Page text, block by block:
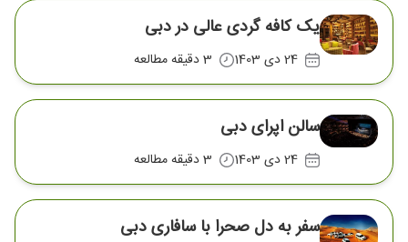
یک کافه گردی عالی در دبی
24 دی 1403 3 دقیقه مطالعه
سالن اپرای دبی
24 دی 1403 3 دقیقه مطالعه
سفر به دل صحرا با سافاری دبی